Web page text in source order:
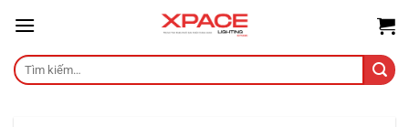
content
Tìm
kiếm: